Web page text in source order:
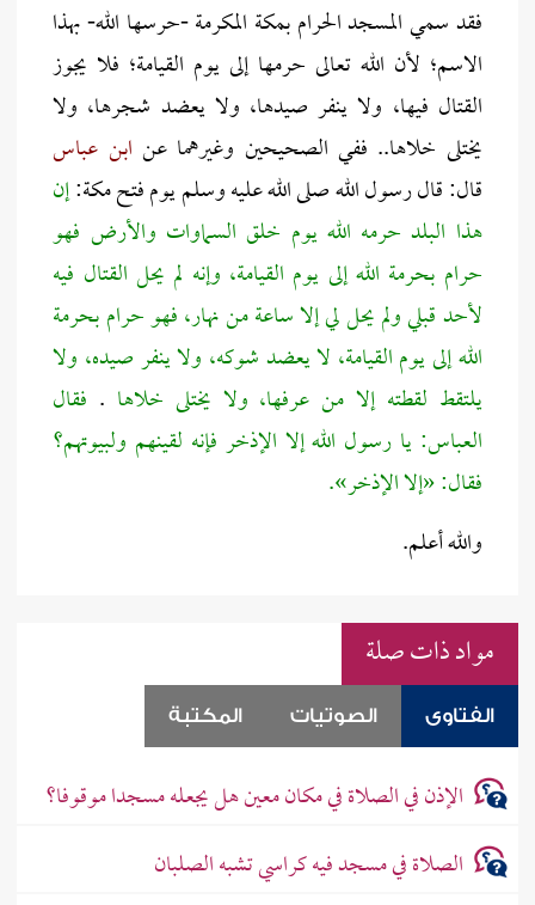
فقد سمي المسجد الحرام بمكة المكرمة -حرسها الله- بهذا
الاسم؛ لأن الله تعالى حرمها إلى يوم القيامة؛ فلا يجوز
القتال فيها، ولا ينفر صيدها، ولا يعضد شجرها، ولا
يختلى خلاها.. ففي الصحيحين وغيرهما عن ابن عباس
قال: قال رسول الله صلى الله عليه وسلم يوم فتح مكة:إن
هذا البلد حرمه الله يوم خلق السماوات والأرض فهو
حرام بحرمة الله إلى يوم القيامة، وإنه لم يحل القتال فيه
لأحد قبلي ولم يحل لي إلا ساعة من نهار، فهو حرام بحرمة
الله إلى يوم القيامة، لا يعضد شوكه، ولا ينفر صيده، ولا
يلتقط لقطته إلا من عرفها، ولا يختلى خلاها . فقال
العباس: يا رسول الله إلا الإذخر فإنه لقينهم ولبيوتهم؟
فقال: «إلا الإذخر».
والله أعلم.
مواد ذات صلة
الفتاوى الصوتيات المكتبة
الإذن في الصلاة في مكان معين هل يجعله مسجدا موقوفا؟
الصلاة في مسجد فيه كراسي تشبه الصلبان